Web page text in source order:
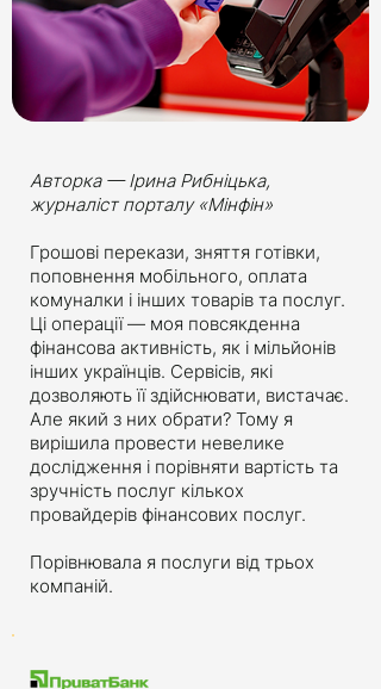
Авторка — Ірина Рибніцька,
журналіст порталу «Мінфін»
Грошові перекази, зняття готівки,
поповнення мобільного, оплата
комуналки і інших товарів та послуг.
Ці операції — моя повсякденна
фінансова активність, як і мільйонів
інших українців. Сервісів, які
дозволяють її здійснювати, вистачає.
Але який з них обрати? Тому я
вирішила провести невелике
дослідження і порівняти вартість та
зручність послуг кількох
провайдерів фінансових послуг.
Порівнювала я послуги від трьох
компаній.